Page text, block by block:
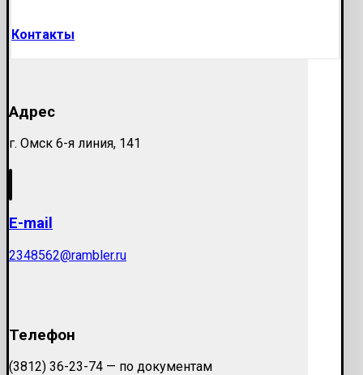
Контакты
Адрес
г. Омск 6-я линия, 141
E-mail
2348562@rambler.ru
Телефон
(3812) 36-23-74 — по документам